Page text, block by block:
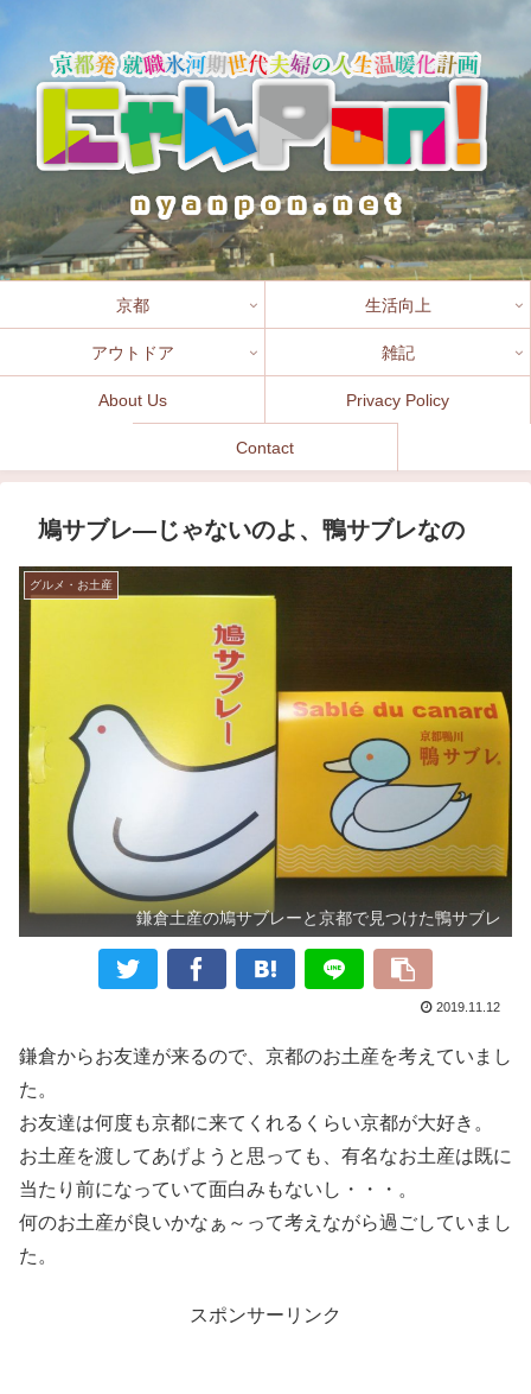
京都 生活向上
アウトドア 雑記
About Us Privacy Policy
Contact
鳩サブレ―じゃないのよ、鴨サブレなの
グルメ・お土産
鎌倉土産の鳩サブレーと京都で見つけた鴨サブレ
2019.11.12
鎌倉からお友達が来るので、京都のお土産を考えていまし
た。
お友達は何度も京都に来てくれるくらい京都が大好き。
お土産を渡してあげようと思っても、有名なお土産は既に
当たり前になっていて面白みもないし・・・。
何のお土産が良いかなぁ～って考えながら過ごしていまし
た。
スポンサーリンク